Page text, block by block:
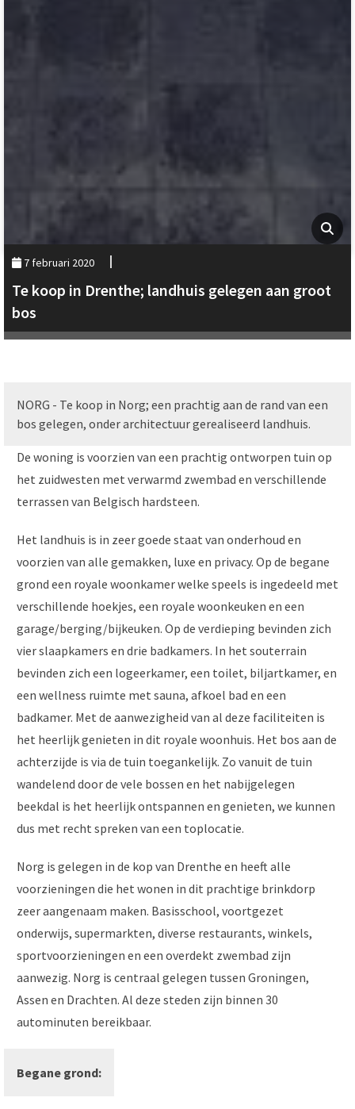
7 februari 2020
Te koop in Drenthe; landhuis gelegen aan groot
bos
NORG - Te koop in Norg; een prachtig aan de rand van een
bos gelegen, onder architectuur gerealiseerd landhuis.
De woning is voorzien van een prachtig ontworpen tuin op
het zuidwesten met verwarmd zwembad en verschillende
terrassen van Belgisch hardsteen.
Het landhuis is in zeer goede staat van onderhoud en
voorzien van alle gemakken, luxe en privacy. Op de begane
grond een royale woonkamer welke speels is ingedeeld met
verschillende hoekjes, een royale woonkeuken en een
garage/berging/bijkeuken. Op de verdieping bevinden zich
vier slaapkamers en drie badkamers. In het souterrain
bevinden zich een logeerkamer, een toilet, biljartkamer, en
een wellness ruimte met sauna, afkoel bad en een
badkamer. Met de aanwezigheid van al deze faciliteiten is
het heerlijk genieten in dit royale woonhuis. Het bos aan de
achterzijde is via de tuin toegankelijk. Zo vanuit de tuin
wandelend door de vele bossen en het nabijgelegen
beekdal is het heerlijk ontspannen en genieten, we kunnen
dus met recht spreken van een toplocatie.
Norg is gelegen in de kop van Drenthe en heeft alle
voorzieningen die het wonen in dit prachtige brinkdorp
zeer aangenaam maken. Basisschool, voortgezet
onderwijs, supermarkten, diverse restaurants, winkels,
sportvoorzieningen en een overdekt zwembad zijn
aanwezig. Norg is centraal gelegen tussen Groningen,
Assen en Drachten. Al deze steden zijn binnen 30
autominuten bereikbaar.
Begane grond: